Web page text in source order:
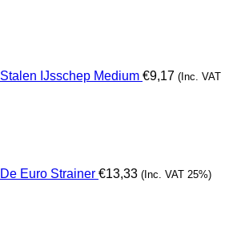
Stalen IJsschep Medium €9,17 (Inc. VAT
De Euro Strainer €13,33 (Inc. VAT 25%)